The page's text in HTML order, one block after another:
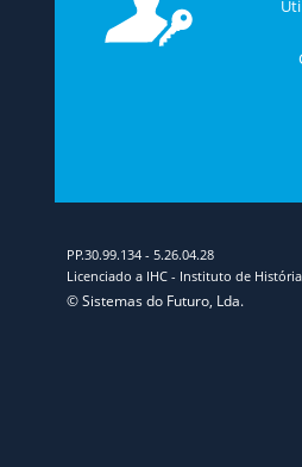
PP.30.99.134 - 5.26.04.28
Licenciado a IHC - Instituto de
© Sistemas do Futuro, Lda.